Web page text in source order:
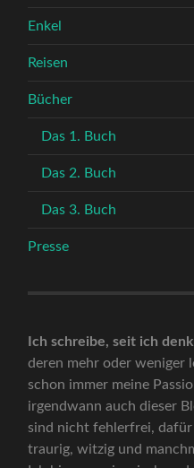
Enkel
Reisen
Bücher
Das 1. Buch
Das 2. Buch
Das 3. Buch
Presse
Ich schreibe, seit ich
deren mehr oder weniger
schon immer meine
irgendwann auch dieser
sind nicht fehlerfrei,
traurig, witzig und